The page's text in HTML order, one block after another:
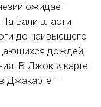
ожидает
Бали власти
до наивысшего
дождей,
В Джокьякарте
Джакарте —